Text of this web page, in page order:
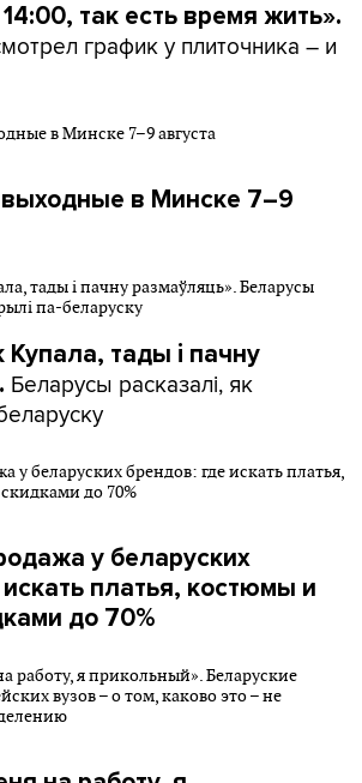
так есть время жить».
график у плиточника – и
выходные в Минске 7–9
Купала, тады і пачну
Беларусы расказалі, як
у беларуских
платья, костюмы и
до 70%